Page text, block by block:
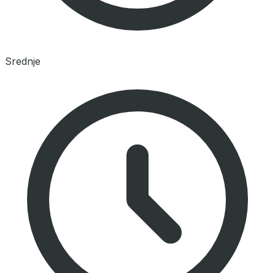
Srednje